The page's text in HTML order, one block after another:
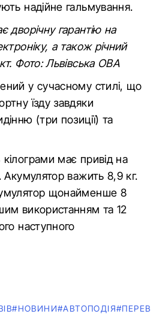
надійне гальмування.
дворічну гарантію на
а також річний
Фото: Львівська ОВА
у сучасному стилі, що
їзду завдяки
(три позиції) та
має привід на
Акумулятор важить 8,9 кг.
щонайменше 8
використанням та 12
наступного
#НОВИНИ#АВТОПОДІЯ